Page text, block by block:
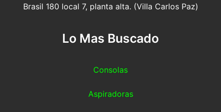
Brasil 180 local 7, planta alta. (Villa Carlos Paz)
Lo Mas Buscado
Consolas
Aspiradoras